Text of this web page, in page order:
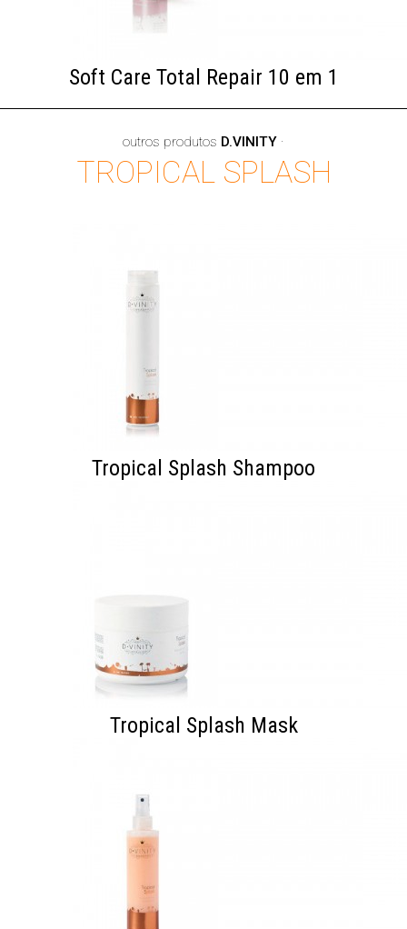
Soft Care Total Repair 10 em 1
outros produtos D.VINITY ·
TROPICAL SPLASH
Tropical Splash Shampoo
Tropical Splash Mask